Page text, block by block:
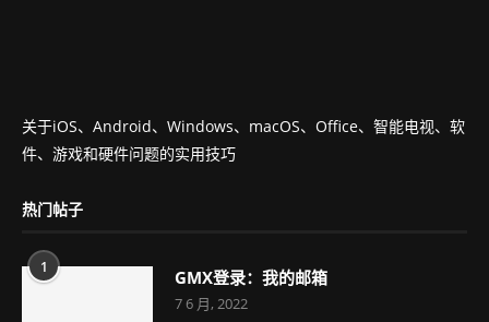
关于iOS、Android、Windows、macOS、Office、智能电视、软
件、游戏和硬件问题的实用技巧
热门帖子
1 GMX登录：我的邮箱
7 6 月, 2022